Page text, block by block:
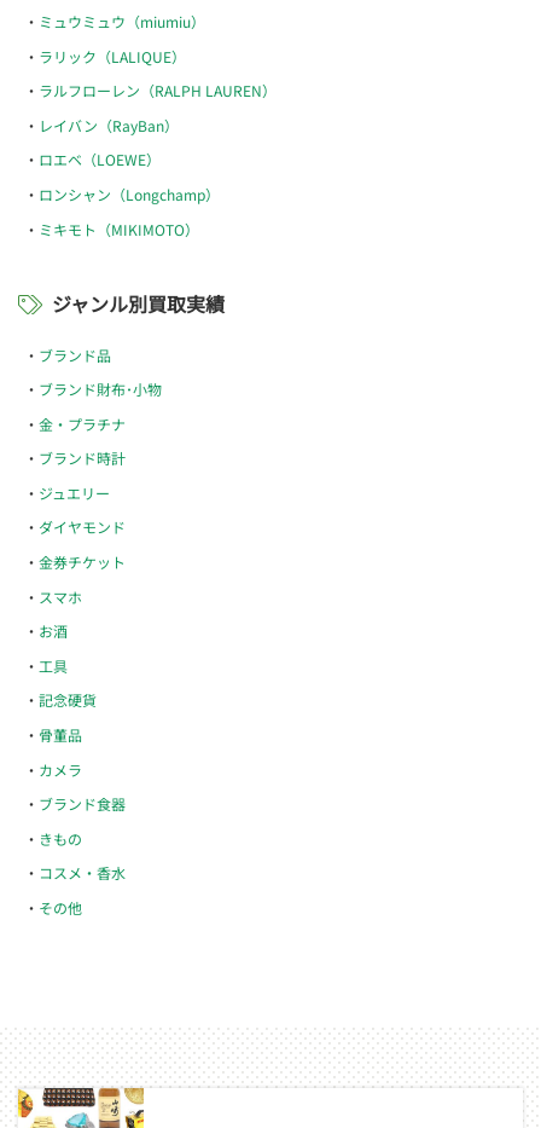
ミュウミュウ（miumiu）
ラリック（LALIQUE）
ラルフローレン（RALPH LAUREN）
レイバン（RayBan）
ロエベ（LOEWE）
ロンシャン（Longchamp）
ミキモト（MIKIMOTO）
ジャンル別買取実績
ブランド品
ブランド財布･小物
金・プラチナ
ブランド時計
ジュエリー
ダイヤモンド
金券チケット
スマホ
お酒
工具
記念硬貨
骨董品
カメラ
ブランド食器
きもの
コスメ・香水
その他